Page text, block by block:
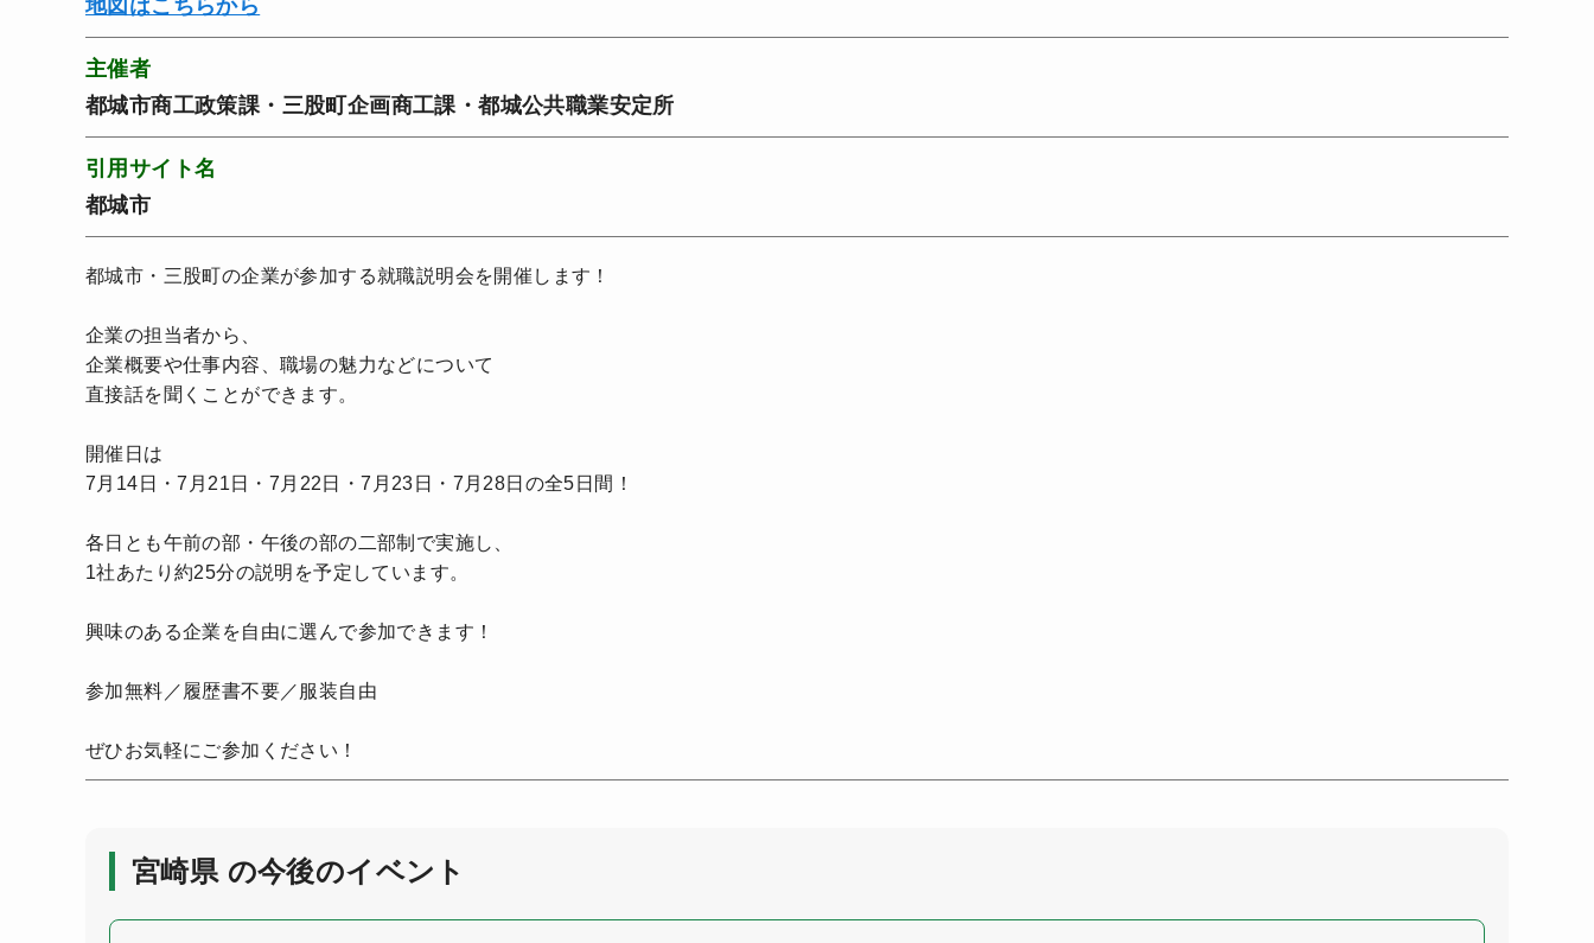
地図はこちらから
主催者
都城市商工政策課・三股町企画商工課・都城公共職業安定所
引用サイト名
都城市
都城市・三股町の企業が参加する就職説明会を開催します！
企業の担当者から、
企業概要や仕事内容、職場の魅力などについて
直接話を聞くことができます。
開催日は
7月14日・7月21日・7月22日・7月23日・7月28日の全5日間！
各日とも午前の部・午後の部の二部制で実施し、
1社あたり約25分の説明を予定しています。
興味のある企業を自由に選んで参加できます！
参加無料／履歴書不要／服装自由
ぜひお気軽にご参加ください！
宮崎県 の今後のイベント